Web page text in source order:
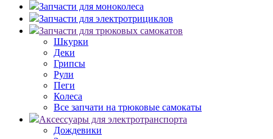
Запчасти для моноколеса
Запчасти для электротрициклов
Запчасти для трюковых самокатов
Шкурки
Деки
Грипсы
Рули
Пеги
Колеса
Все запчати на трюковые самокаты
Аксессуары для электротранспорта
Дождевики